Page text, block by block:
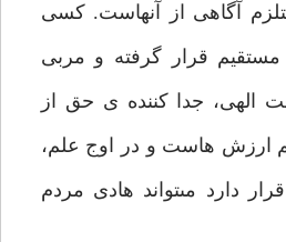
آگاهى از آنهاست. كسى
قرار گرفته و مربى
الهى، جدا كننده ى حق از
ارزش هاست و در اوج علم،
دارد مى‏تواند هادى مردم